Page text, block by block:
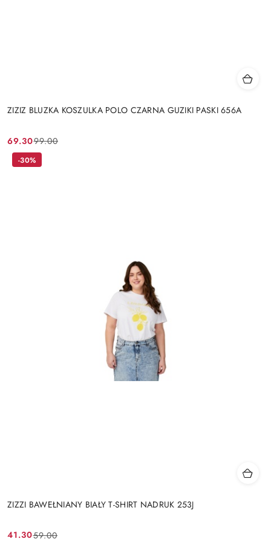
ZIZIZ BLUZKA KOSZULKA POLO CZARNA GUZIKI PASKI 656A
Cena
promocyjna:
69.30
Cena
przed
99.00
ZIZZI BAWEŁNIANY BIAŁY T-SHIRT NADRUK 253J
41.3059.00
-30%